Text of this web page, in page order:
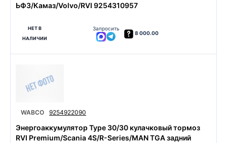
ЬФЗ/Камаз/Volvo/RVI 9254310957
НЕТ В
НАЛИЧИИ
Запросить
8 000.00
WABCO 9254922090
Энергоаккумулятор Type 30/30 кулачковый тормоз
RVI Premium/Scania 4S/R-Series/MAN TGA задний